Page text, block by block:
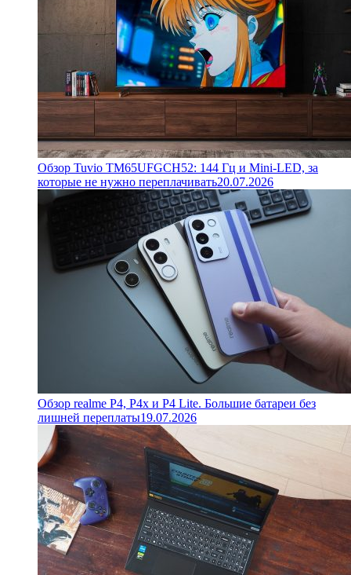
Обзор Tuvio TM65UFGCH52: 144 Гц и Mini-LED, за
которые не нужно переплачивать20.07.2026
Обзор realme P4, P4x и P4 Lite. Большие батареи без
лишней переплаты19.07.2026